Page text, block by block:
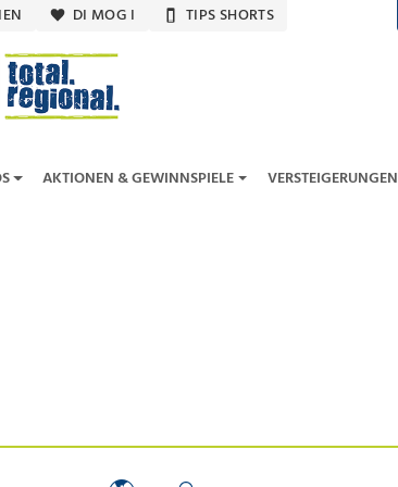
DI MOG I TIPS SHORTS
AKTIONEN & GEWINNSPIELE VERSTEIGERUNGEN